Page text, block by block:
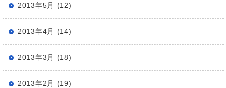
2013年5月 (12)
2013年4月 (14)
2013年3月 (18)
2013年2月 (19)